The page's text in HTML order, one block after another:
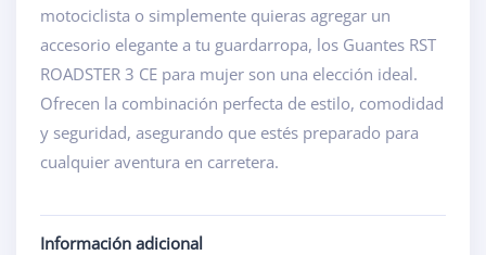
motociclista o simplemente quieras agregar un
accesorio elegante a tu guardarropa, los Guantes RST
ROADSTER 3 CE para mujer son una elección ideal.
Ofrecen la combinación perfecta de estilo, comodidad
y seguridad, asegurando que estés preparado para
cualquier aventura en carretera.
Información adicional